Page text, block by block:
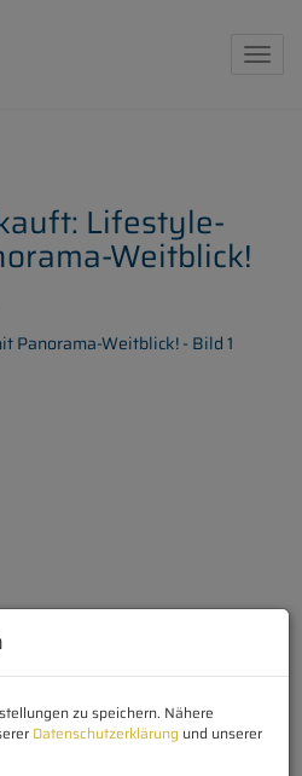
Lifestyle-
Weitblick!
zu speichern. Nähere
Datenschutzerklärung und unserer